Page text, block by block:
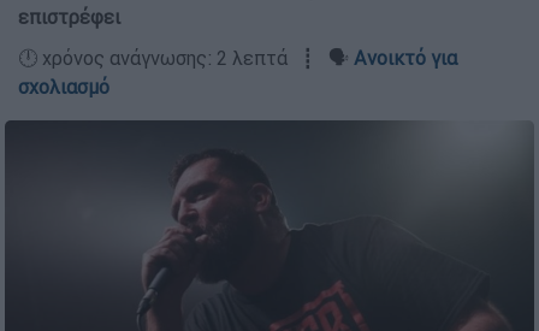
επιστρέφει
🕛 χρόνος ανάγνωσης: 2 λεπτά ┋ 🗣️ Ανοικτό για
σχολιασμό